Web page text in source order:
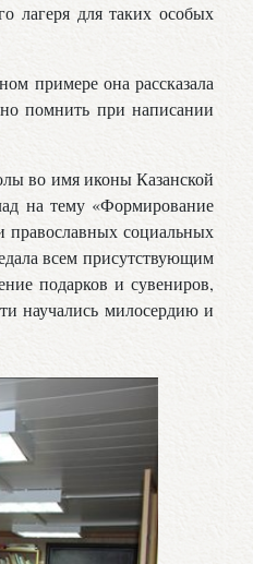
лагеря для таких особых
примере она рассказала
помнить при написании
во имя иконы Казанской
на тему «Формирование
православных социальных
всем присутствующим
подарков и сувениров,
научались милосердию и